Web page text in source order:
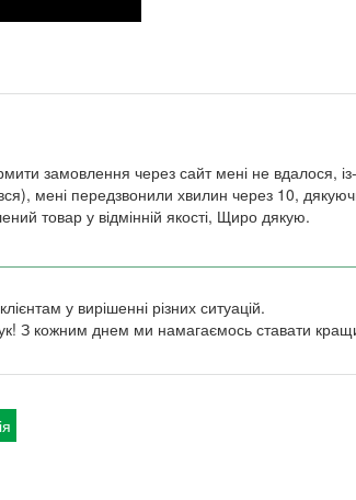
замовлення через сайт мені не вдалося, із-
мені передзвонили хвилин через 10,
товар у відмінній якості, Щиро дякую.
у вирішенні різних ситуацій.
З кожним днем ми намагаємось ставати